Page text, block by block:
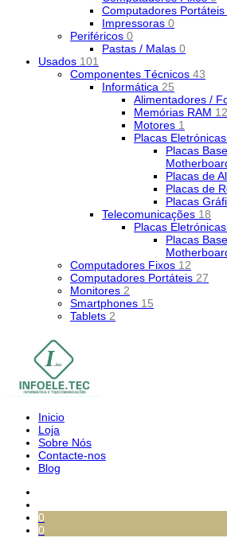
Computadores Portáteis
Impressoras 0
Periféricos 0
Pastas / Malas 0
Usados 101
Componentes Técnicos 43
Informática 25
Alimentadores /
Memórias RAM 12
Motores 1
Placas Eletrónicas
Placas
Placas de
Placas de
Placas
Telecomunicações 18
Placas Eletrónicas
Placas
Computadores Fixos 12
Computadores Portáteis 27
Monitores 2
Smartphones 15
Tablets 2
Inicio
Loja
Sobre Nós
Contacte-nos
Blog
0
0